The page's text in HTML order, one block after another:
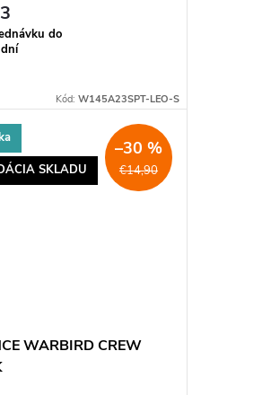
do
Kód: W145A23SPT-LEO-S
SKLADU
€14,90
–30 %
WARBIRD CREW